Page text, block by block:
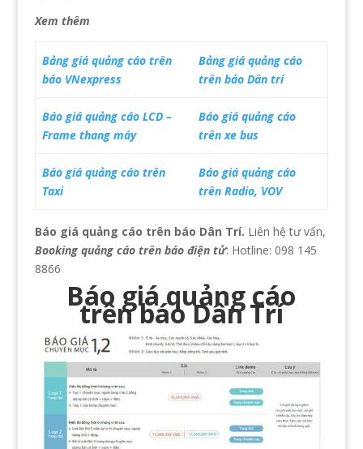
Xem thêm
Bảng giá quảng cáo trên
báo VNexpress
Bảng giá quảng cáo
trên báo Dân trí
Báo giá quảng cáo LCD –
Frame thang máy
Báo giá quảng cáo
trên xe bus
Báo giá quảng cáo trên
Taxi
Báo giá quảng cáo
trên Radio, VOV
Báo giá quảng cáo trên báo Dân Trí. Liên hệ tư vấn,
Booking quảng cáo trên báo điện tử: Hotline: 098 145
8866
Báo giá quảng cáo
trên báo Dân Trí